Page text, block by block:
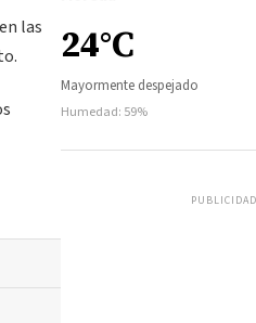
las
24°C
Mayormente despejado
Humedad: 59%
PUBLICIDAD